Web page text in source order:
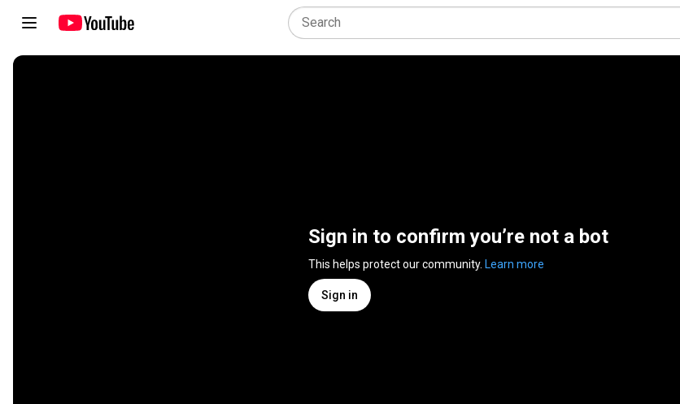
Sign in to confirm you’re not a bot
This helps protect our community. Learn more
Sign in